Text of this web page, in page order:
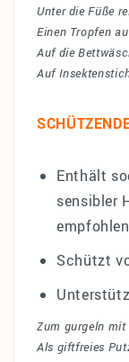
Unter die Füße
Einen Tropfen
Auf die
Auf
Enthält
sensibler
empfohlen
Schützt
Zum gurgeln mit
Als giftfreies